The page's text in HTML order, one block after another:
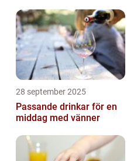
28 september 2025
Passande drinkar för en
middag med vänner